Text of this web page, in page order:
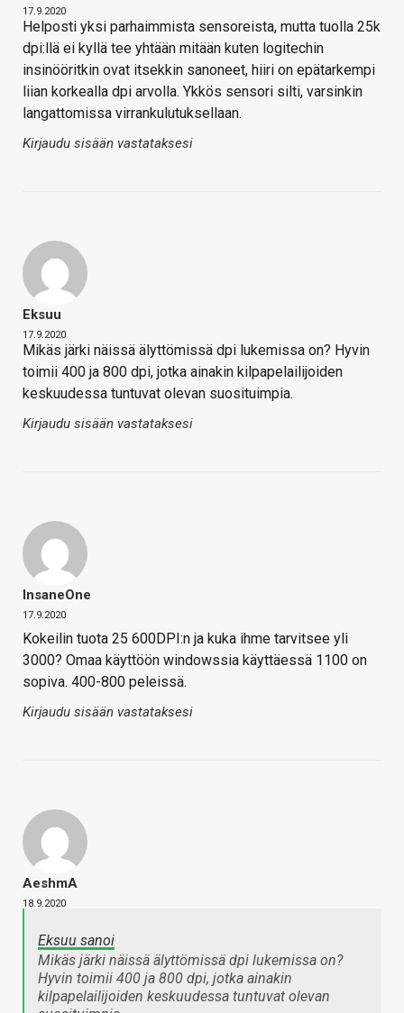
17.9.2020
Helposti yksi parhaimmista sensoreista, mutta tuolla 25k
dpi:llä ei kyllä tee yhtään mitään kuten logitechin
insinööritkin ovat itsekkin sanoneet, hiiri on epätarkempi
liian korkealla dpi arvolla. Ykkös sensori silti, varsinkin
langattomissa virrankulutuksellaan.
Kirjaudu sisään vastataksesi
Eksuu
17.9.2020
Mikäs järki näissä älyttömissä dpi lukemissa on? Hyvin
toimii 400 ja 800 dpi, jotka ainakin kilpapelailijoiden
keskuudessa tuntuvat olevan suosituimpia.
Kirjaudu sisään vastataksesi
InsaneOne
17.9.2020
Kokeilin tuota 25 600DPI:n ja kuka ihme tarvitsee yli
3000? Omaa käyttöön windowssia käyttäessä 1100 on
sopiva. 400-800 peleissä.
Kirjaudu sisään vastataksesi
AeshmA
18.9.2020
Eksuu sanoi
Mikäs järki näissä älyttömissä dpi lukemissa on?
Hyvin toimii 400 ja 800 dpi, jotka ainakin
kilpapelailijoiden keskuudessa tuntuvat olevan